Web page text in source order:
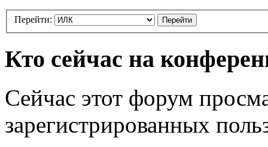
Перейти:
Кто сейчас на
Сейчас этот форум
зарегистрированных